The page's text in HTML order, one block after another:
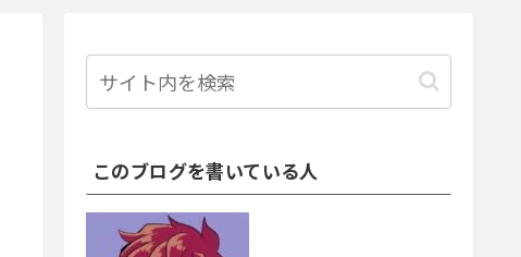
このブログを書いている人